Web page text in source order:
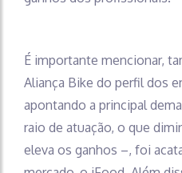
É importante mencionar,
Aliança Bike do perfil dos
apontando a principal
raio de atuação, o que
eleva os ganhos –, foi